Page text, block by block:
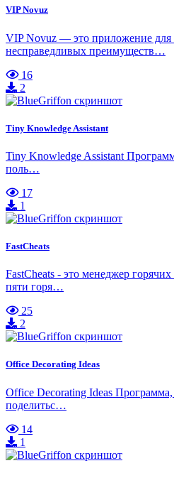
VIP Novuz
VIP Novuz — это приложение для
несправедливых преимуществ…
16
2
Tiny Knowledge Assistant
Tiny Knowledge Assistant
поль…
17
1
FastCheats
FastCheats - это менеджер
пяти горя…
25
2
Office Decorating Ideas
Office Decorating Ideas
поделитьс…
14
1